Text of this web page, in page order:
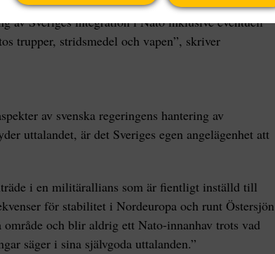
av Sveriges integration i Nato inklusive eventuell
trupper, stridsmedel och vapen”, skriver
av svenska regeringens hantering av
uttalandet, är det Sveriges egen angelägenhet att
i en militärallians som är fientligt inställd till
för stabilitet i Nordeuropa och runt Östersjön
och blir aldrig ett Nato-innanhav trots vad
säger i sina självgoda uttalanden.”